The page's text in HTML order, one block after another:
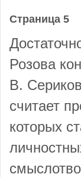
Страница 5
Розова
В.
считает
которых